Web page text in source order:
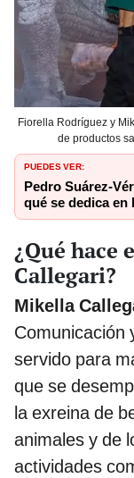
Fiorella Rodríguez y
de productos
PUEDES VER:
Pedro Suárez-
qué se dedica en
¿Qué hace
Callegari?
Mikella
Comunicación
servido para
que se
la exreina de
animales y de
actividades